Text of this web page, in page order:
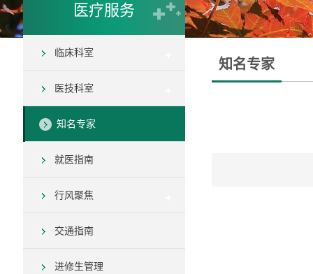
医疗服务
临床科室
医技科室
知名专家
就医指南
行风聚焦
交通指南
进修生管理
知名专家